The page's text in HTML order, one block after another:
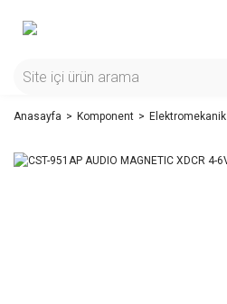
Anasayfa Komponent Elektromekanik